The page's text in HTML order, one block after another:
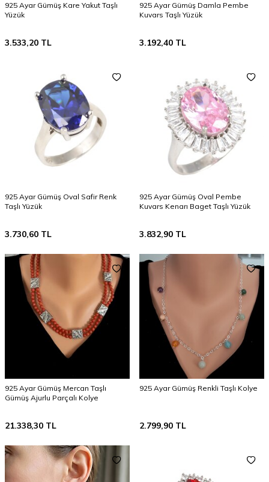
925 Ayar Gümüş Kare Yakut Taşlı
Yüzük
3.533,20 TL
925 Ayar Gümüş Damla Pembe
Kuvars Taşlı Yüzük
3.192,40 TL
925 Ayar Gümüş Oval Safir Renk
Taşlı Yüzük
3.730,60 TL
925 Ayar Gümüş Oval Pembe
Kuvars Kenarı Baget Taşlı Yüzük
3.832,90 TL
925 Ayar Gümüş Mercan Taşlı
Gümüş Ajurlu Parçalı Kolye
21.338,30 TL
925 Ayar Gümüş Renkli Taşlı Kolye
2.799,90 TL